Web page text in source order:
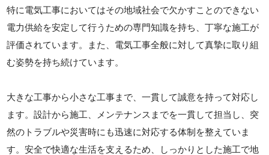
特に電気工事においてはその地域社会で欠かすことのできない
電力供給を安定して行うための専門知識を持ち、丁寧な施工が
評価されています。また、電気工事全般に対して真摯に取り組
む姿勢を持ち続けています。
大きな工事から小さな工事まで、一貫して誠意を持って対応し
ます。設計から施工、メンテナンスまでを一貫して担当し、突
然のトラブルや災害時にも迅速に対応する体制を整えていま
す。安全で快適な生活を支えるため、しっかりとした施工で地